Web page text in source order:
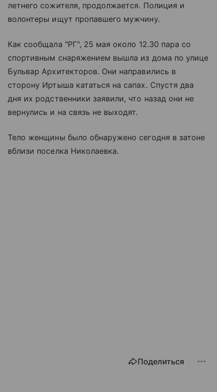
летнего сожителя, продолжается. Полиция и
волонтеры ищут пропавшего мужчину.
Как сообщала "РГ", 25 мая около 12.30 пара со
спортивным снаряжением вышла из дома по улице
Бульвар Архитекторов. Они направились в
сторону Иртыша кататься на сапах. Спустя два
дня их родственники заявили, что назад они не
вернулись и на связь не выходят.
Тело женщины было обнаружено сегодня в затоне
вблизи поселка Николаевка.
Поделиться